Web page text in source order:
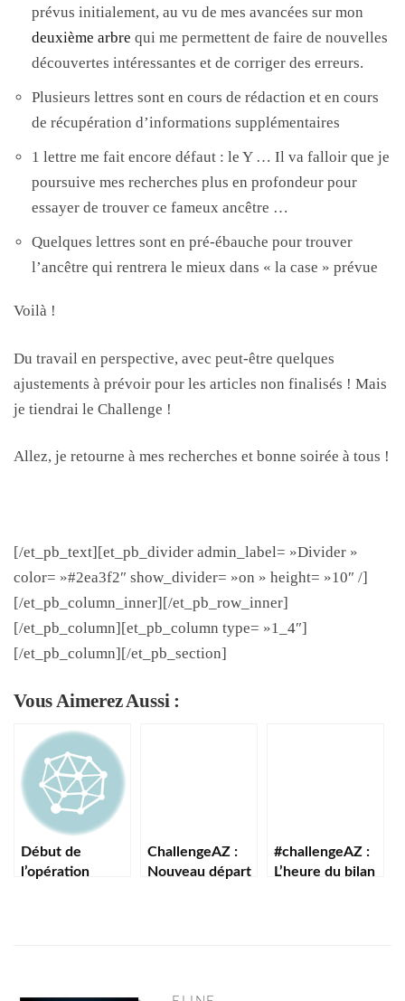
prévus initialement, au vu de mes avancées sur mon
deuxième arbre qui me permettent de faire de nouvelles
découvertes intéressantes et de corriger des erreurs.
Plusieurs lettres sont en cours de rédaction et en cours
de récupération d’informations supplémentaires
1 lettre me fait encore défaut : le Y … Il va falloir que je
poursuive mes recherches plus en profondeur pour
essayer de trouver ce fameux ancêtre …
Quelques lettres sont en pré-ébauche pour trouver
l’ancêtre qui rentrera le mieux dans « la case » prévue
Voilà !
Du travail en perspective, avec peut-être quelques
ajustements à prévoir pour les articles non finalisés ! Mais
je tiendrai le Challenge !
Allez, je retourne à mes recherches et bonne soirée à tous !
[/et_pb_text][et_pb_divider admin_label= »Divider »
color= »#2ea3f2″ show_divider= »on » height= »10″ /]
[/et_pb_column_inner][/et_pb_row_inner]
[/et_pb_column][et_pb_column type= »1_4″]
[/et_pb_column][/et_pb_section]
Vous Aimerez Aussi :
Début de
l’opération
ChallengeAZ :
Nouveau départ
#challengeAZ :
L’heure du bilan